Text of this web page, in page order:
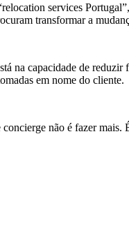
services
transformar a
na capacidade de
em nome do cliente.
não é fazer